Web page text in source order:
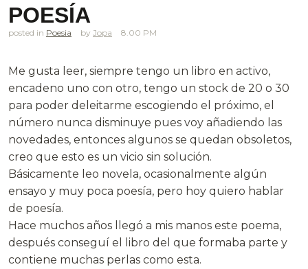
POESÍA
posted in Poesia Jopa 8.00 PM
Me gusta leer, siempre tengo un libro en activo,
encadeno uno con otro, tengo un stock de 20 o 30
para poder deleitarme escogiendo el próximo, el
número nunca disminuye pues voy añadiendo las
novedades, entonces algunos se quedan obsoletos,
creo que esto es un vicio sin solución.
Básicamente leo novela, ocasionalmente algún
ensayo y muy poca poesía, pero hoy quiero hablar
de poesía.
Hace muchos años llegó a mis manos este poema,
después conseguí el libro del que formaba parte y
contiene muchas perlas como esta.